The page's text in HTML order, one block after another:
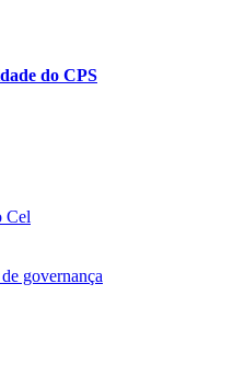
do CPS
Cel
governança